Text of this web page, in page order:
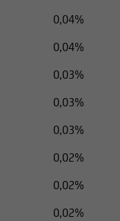
0,04%
0,04%
0,03%
0,03%
0,03%
0,02%
0,02%
0,02%